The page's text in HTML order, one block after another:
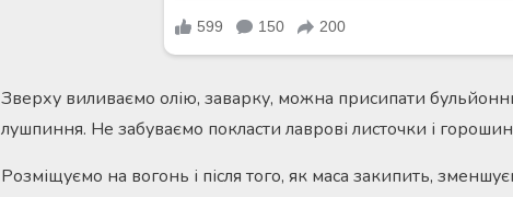
Зверху виливаємо олію, заварку, можна присипати
лушпиння. Не забуваємо покласти лаврові листочки і
Розміщуємо на вогонь і після того, як маса закипить,